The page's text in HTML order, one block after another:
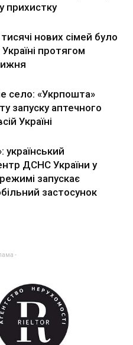
прихистку
нових сімей було
протягом
село: «Укрпошта»
запуску аптечного
Україні
український
ДСНС України у
запускає
застосунок
-